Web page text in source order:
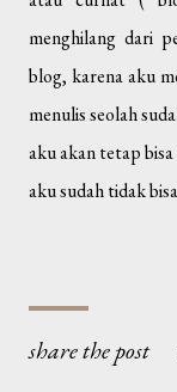
menghilang dari
blog, karena aku
menulis seolah
aku akan tetap
aku sudah tidak